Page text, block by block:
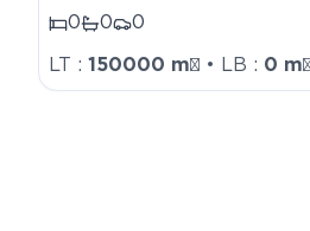
0 0 0
LT : 150000 m² • LB : 0 m²